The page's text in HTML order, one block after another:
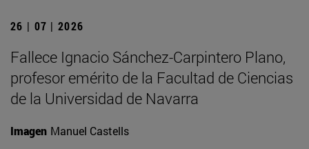
26 | 07 | 2026
Fallece Ignacio Sánchez-Carpintero Plano,
profesor emérito de la Facultad de Ciencias
de la Universidad de Navarra
Imagen Manuel Castells